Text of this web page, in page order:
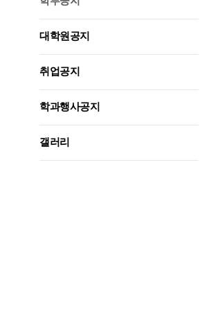
대학원공지
취업공지
학과행사공지
갤러리